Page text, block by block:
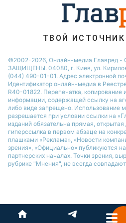
Новости Одессы
Новости Запорожья
ТВОЙ
©2002-2026, Онлайн-медиа Главред -
ЗАЩИЩЕНЫ. 04080, г. Киев, ул.
(044) 490-01-01. Адрес электронной
Идентификатор онлайн-медиа в
R40-01822. Перепечатка, копирование
информации, содержащей ссылку на
либо виде запрещено. Использование
разрешается при условии ссылки на
изданий обязательна прямая,
гиперссылка в первом абзаце на
плашками «Реклама», «Новости
зрения», «Официально» публикуются
партнерских началах. Точки зрения,
рубрике "Мнения", не всегда